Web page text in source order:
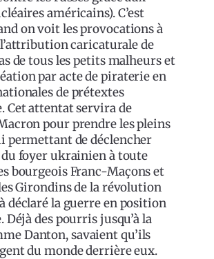
américains). C’est
on voit les provocations à
caricaturale de
de tous les petits malheurs et
par acte de piraterie en
de prétextes
Cet attentat servira de
pour prendre les pleins
permettant de déclencher
du foyer ukrainien à toute
bourgeois Franc-Maçons et
Girondins de la révolution
déclaré la guerre en position
Déjà des pourris jusqu’à la
Danton, savaient qu’ils
du monde derrière eux.